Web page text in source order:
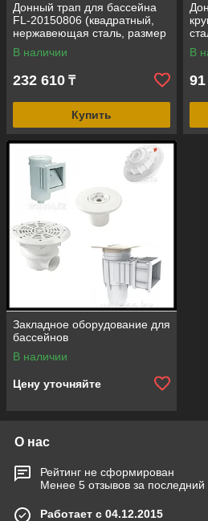
Донный трап для бассейна
FL-20150806 (квадратный,
нержавеющая сталь, размер
= 400х400x240 мм, под
пленку)
В наличии
232 610 ₸
Купить
В
Закладное оборудование для
бассейнов
В наличии
Цену уточняйте
О нас
Рейтинг не сформирован
Менее 5 отзывов за последний
Работает с 04.12.2015